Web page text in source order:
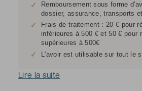
✓
Remboursement sous forme
dossier, assurance, transports
✓
Frais de traitement : 20 € pour
inférieures à 500 € et 50 € pour
supérieures à 500€
✓ L'avoir est utilisable sur tout le
Lire la suite